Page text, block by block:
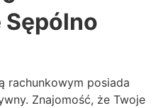
rachunkowym posiada
Znajomość, że Twoje